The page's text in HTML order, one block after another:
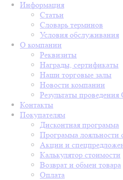
Информация
Статьи
Словарь терминов
Условия обслуживания
О компании
Реквизиты
Награды, сертификаты
Наши торговые залы
Новости компании
Результаты
Контакты
Покупателям
Дисконтная программа
Программа лояльности
Акции и
Калькулятор стоимости
Возврат и обмен товара
Оплата